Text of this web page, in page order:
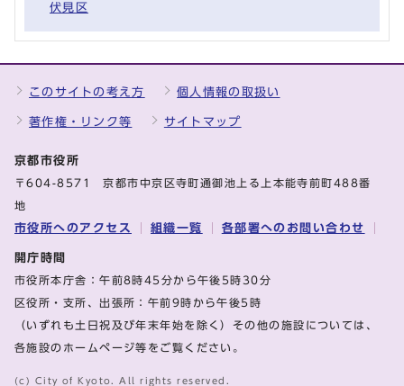
伏見区
このサイトの考え方 個人情報の取扱い
著作権・リンク等 サイトマップ
京都市役所
〒604-8571 京都市中京区寺町通御池上る上本能寺前町488番
地
市役所へのアクセス 組織一覧 各部署へのお問い合わせ
開庁時間
市役所本庁舎：午前8時45分から午後5時30分
区役所・支所、出張所：午前9時から午後5時
（いずれも土日祝及び年末年始を除く）その他の施設については、
各施設のホームページ等をご覧ください。
(c) City of Kyoto. All rights reserved.